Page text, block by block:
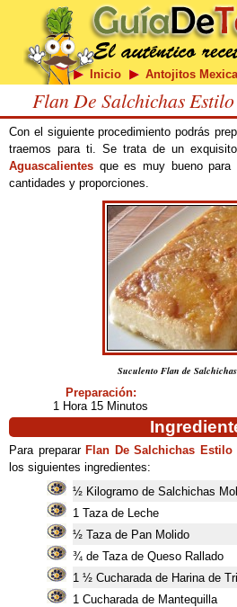
Inicio Antojitos
Flan De Salchichas
Con el siguiente procedimiento podrás
traemos para ti. Se trata de un exquisito
Aguascalientes que es muy bueno
cantidades y proporciones.
Suculento Flan de
Preparación:
1 Hora 15 Minutos
Para preparar Flan De Salchichas Estilo
los siguientes ingredientes:
½ Kilogramo de Salchichas
1 Taza de Leche
½ Taza de Pan Molido
¾ de Taza de Queso Rallado
1 ½ Cucharada de Harina de
1 Cucharada de Mantequilla